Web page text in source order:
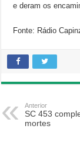
e deram os
Fonte: Rádio
Anterior
SC 453
mortes